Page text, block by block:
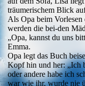
träumerischem Blick
Als Opa beim
werden die bei-den
„Opa, kannst du uns
Emma.
Opa legt das Buch
Kopf hin und her: „Ich
oder andere habe ich
war wie ihr, wurde nie